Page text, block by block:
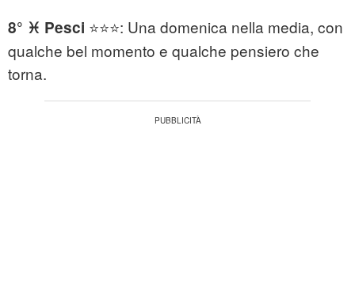
8° ♓ Pesci ⭐⭐⭐: Una domenica nella media, con
qualche bel momento e qualche pensiero che
torna.